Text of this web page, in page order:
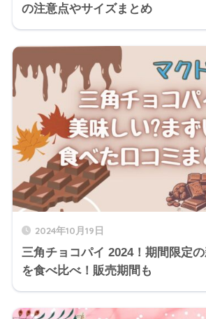
の注意点やサイズまとめ
2024年10月19日
三角チョコパイ 2024！期間限定
を食べ比べ！販売期間も